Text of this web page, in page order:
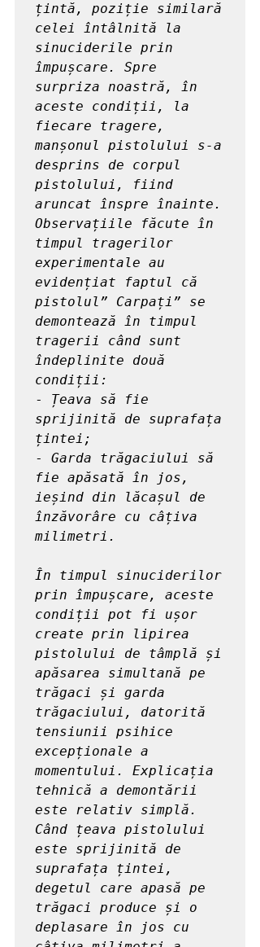
țintă, poziție similară
celei întâlnită la
sinuciderile prin
împușcare. Spre
surpriza noastră, în
aceste condiții, la
fiecare tragere,
manșonul pistolului s-a
desprins de corpul
pistolului, fiind
aruncat înspre înainte.
Observațiile făcute în
timpul tragerilor
experimentale au
evidențiat faptul că
pistolul” Carpați” se
demontează în timpul
tragerii când sunt
îndeplinite două
condiții:
- Țeava să fie
sprijinită de suprafața
țintei;
- Garda trăgaciului să
fie apăsată în jos,
ieșind din lăcașul de
înzăvorâre cu câțiva
milimetri.
În timpul sinuciderilor
prin împușcare, aceste
condiții pot fi ușor
create prin lipirea
pistolului de tâmplă și
apăsarea simultană pe
trăgaci și garda
trăgaciului, datorită
tensiunii psihice
excepționale a
momentului. Explicația
tehnică a demontării
este relativ simplă.
Când țeava pistolului
este sprijinită de
suprafața țintei,
degetul care apasă pe
trăgaci produce și o
deplasare în jos cu